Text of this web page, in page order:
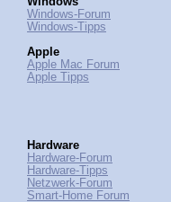
Windows-Forum
Windows-Tipps
Apple
Apple Mac Forum
Apple Tipps
Hardware
Hardware-Forum
Hardware-Tipps
Netzwerk-Forum
Smart-Home Forum